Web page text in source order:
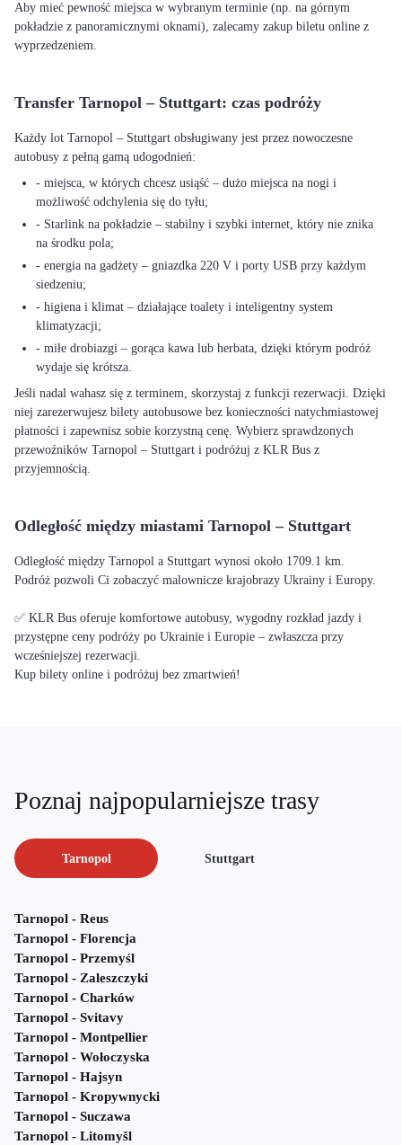
Aby mieć pewność miejsca w wybranym terminie (np. na górnym
pokładzie z panoramicznymi oknami), zalecamy zakup biletu online z
wyprzedzeniem.
Transfer Tarnopol – Stuttgart: czas podróży
Każdy lot Tarnopol – Stuttgart obsługiwany jest przez nowoczesne
autobusy z pełną gamą udogodnień:
- miejsca, w których chcesz usiąść – dużo miejsca na nogi i
możliwość odchylenia się do tyłu;
- Starlink na pokładzie – stabilny i szybki internet, który nie znika
na środku pola;
- energia na gadżety – gniazdka 220 V i porty USB przy każdym
siedzeniu;
- higiena i klimat – działające toalety i inteligentny system
klimatyzacji;
- miłe drobiazgi – gorąca kawa lub herbata, dzięki którym podróż
wydaje się krótsza.
Jeśli nadal wahasz się z terminem, skorzystaj z funkcji rezerwacji. Dzięki
niej zarezerwujesz bilety autobusowe bez konieczności natychmiastowej
płatności i zapewnisz sobie korzystną cenę. Wybierz sprawdzonych
przewoźników Tarnopol – Stuttgart i podróżuj z KLR Bus z
przyjemnością.
Odległość między miastami Tarnopol – Stuttgart
Odległość między Tarnopol a Stuttgart wynosi około 1709.1 km.
Podróż pozwoli Ci zobaczyć malownicze krajobrazy Ukrainy i Europy.
✅ KLR Bus oferuje komfortowe autobusy, wygodny rozkład jazdy i
przystępne ceny podróży po Ukrainie i Europie – zwłaszcza przy
wcześniejszej rezerwacji.
Kup bilety online i podróżuj bez zmartwień!
Poznaj najpopularniejsze trasy
Tarnopol Stuttgart
Tarnopol - Reus
Tarnopol - Florencja
Tarnopol - Przemyśl
Tarnopol - Zaleszczyki
Tarnopol - Charków
Tarnopol - Svitavy
Tarnopol - Montpellier
Tarnopol - Wołoczyska
Tarnopol - Hajsyn
Tarnopol - Kropywnycki
Tarnopol - Suczawa
Tarnopol - Litomyšl